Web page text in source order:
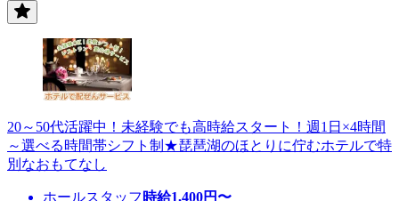
20～50代活躍中！未経験でも高時給スタート！週1日×4時間
～選べる時間帯シフト制★琵琶湖のほとりに佇むホテルで特
別なおもてなし
ホールスタッフ 時給1,400円〜